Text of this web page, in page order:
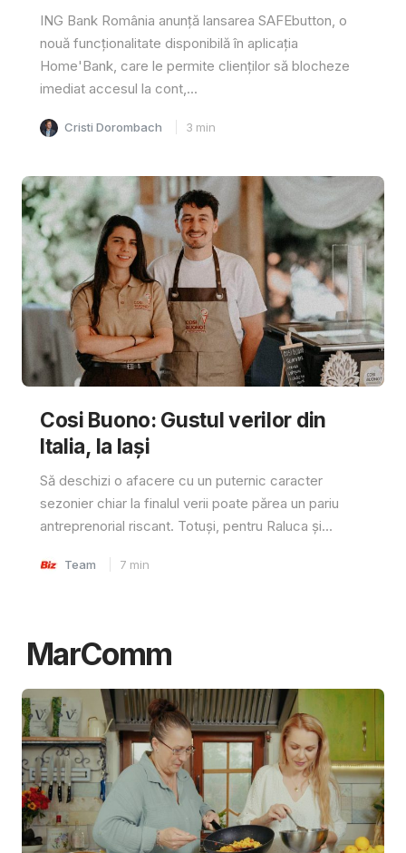
ING Bank România anunță lansarea SAFEbutton, o
nouă funcționalitate disponibilă în aplicația
Home'Bank, care le permite clienților să blocheze
imediat accesul la cont,...
Cristi Dorombach 3 min
Cosi Buono: Gustul verilor din
Italia, la Iași
Să deschizi o afacere cu un puternic caracter
sezonier chiar la finalul verii poate părea un pariu
antreprenorial riscant. Totuși, pentru Raluca și...
Team 7 min
MarComm